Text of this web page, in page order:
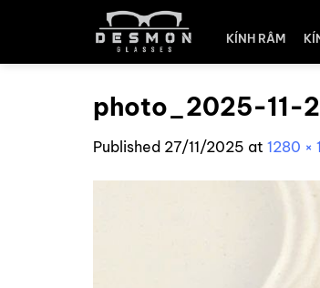
KÍNH RÂM
photo_2025-
Published 27/11/2025 at 1280 ×